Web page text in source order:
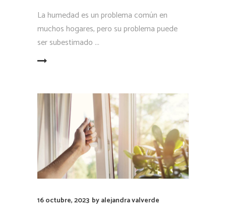
La humedad es un problema común en
muchos hogares, pero su problema puede
ser subestimado
16 octubre, 2023 byalejandra valverde